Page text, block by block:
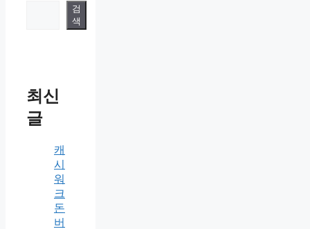
검
색
최신
글
캐
시
워
크
돈
버